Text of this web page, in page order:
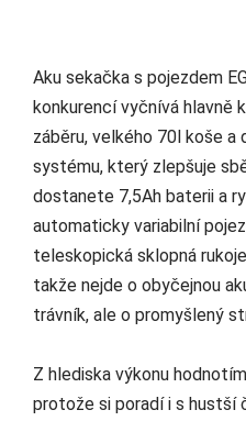
Aku sekačka s pojezdem
konkurencí vyčnívá hlavně
záběru, velkého 70l koše
systému, který zlepšuje
dostanete 7,5Ah baterii a
automaticky variabilní
teleskopická sklopná
takže nejde o obyčejnou
trávník, ale o promyšlený
Z hlediska výkonu
protože si poradí i s hustší